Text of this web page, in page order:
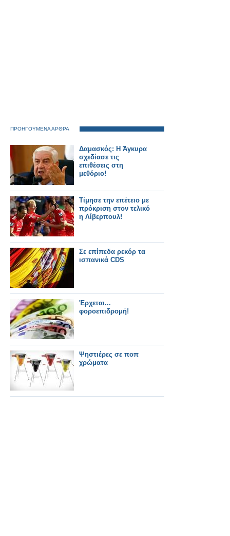
ΠΡΟΗΓΟΥΜΕΝΑ ΑΡΘΡΑ
Δαμασκός: Η Άγκυρα
σχεδίασε τις
επιθέσεις στη
μεθόριο!
Τίμησε την επέτειο με
πρόκριση στον τελικό
η Λίβερπουλ!
Σε επίπεδα ρεκόρ τα
ισπανικά CDS
Έρχεται...
φοροεπιδρομή!
Ψηστιέρες σε ποπ
χρώματα